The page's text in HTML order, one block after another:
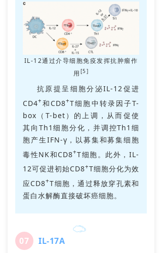
IL-12通过介导细胞免疫发挥抗肿瘤作
用 [5]
抗原提呈细胞分泌IL-12促进
CD4+ 和CD8+T细胞中转录因子T-
box（T-bet）的上调，从而促使
其向Th1细胞分化，并调控Th1细
胞产生IFN-γ，以募集和募集细胞
毒性NK和CD8+T细胞。此外，IL-
12可促进初始CD8+T细胞分化为效
应CD8+T细胞，通过释放穿孔素和
蛋白水解酶直接破坏癌细胞。
07 IL-17A